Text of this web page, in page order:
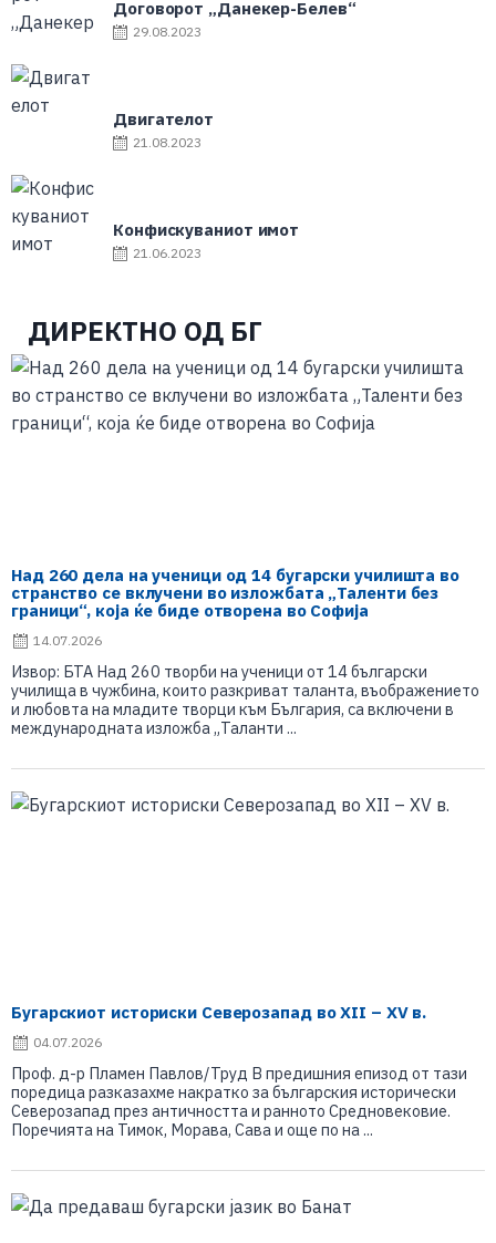
Договорот „Данекер-Белев“
29.08.2023
Двигателот
21.08.2023
Конфискуваниот имот
21.06.2023
ДИРЕКТНО ОД БГ
Над 260 дела на ученици од 14 бугарски училишта во
странство се вклучени во изложбата „Таленти без
граници“, која ќе биде отворена во Софија
14.07.2026
Извор: БТА Над 260 творби на ученици от 14 български
училища в чужбина, които разкриват таланта, въображението
и любовта на младите творци към България, са включени в
международната изложба „Таланти ...
Бугарскиот историски Северозапад во XII – XV в.
04.07.2026
Проф. д-р Пламен Павлов/Труд В предишния епизод от тази
поредица разказахме накратко за българския исторически
Северозапад през античността и ранното Средновековие.
Поречията на Тимок, Морава, Сава и още по на ...